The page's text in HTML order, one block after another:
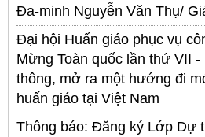
Đa-minh Nguyễn Văn Thụ/
Đại hội Huấn giáo phục vụ
Mừng Toàn quốc lần thứ VII
thông, mở ra một hướng đi
huấn giáo tại Việt Nam
Thông báo: Đăng ký Lớp Dự